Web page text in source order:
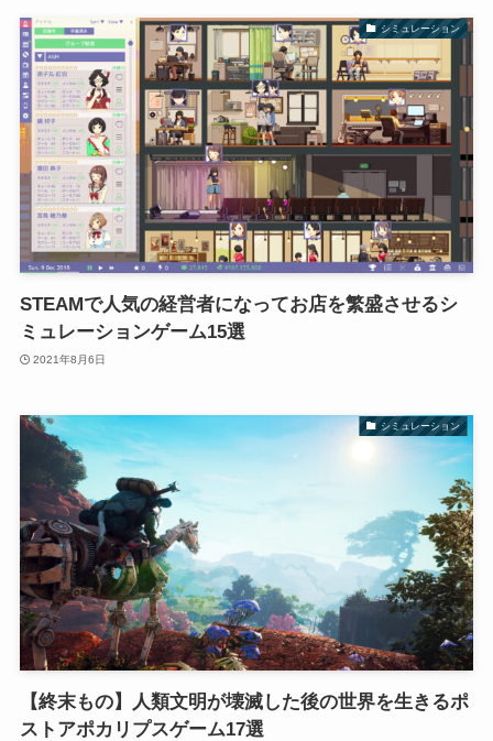
シミュレーション
STEAMで人気の経営者になってお店を繁盛させるシ
ミュレーションゲーム15選
2021年8月6日
シミュレーション
【終末もの】人類文明が壊滅した後の世界を生きるポ
ストアポカリプスゲーム17選